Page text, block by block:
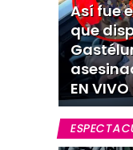
Así fue
que
EN VIVO